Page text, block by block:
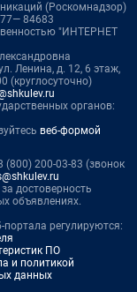
(Роскомнадзор)
84683
"ИНТЕРНЕТ
Ленина, д. 12, 6 этаж,
(круглосуточно)
органов:
веб-формой
(800) 200-03-83 (звонок
достоверность
объявлениях.
регулируются:
ПО
и политикой
данных